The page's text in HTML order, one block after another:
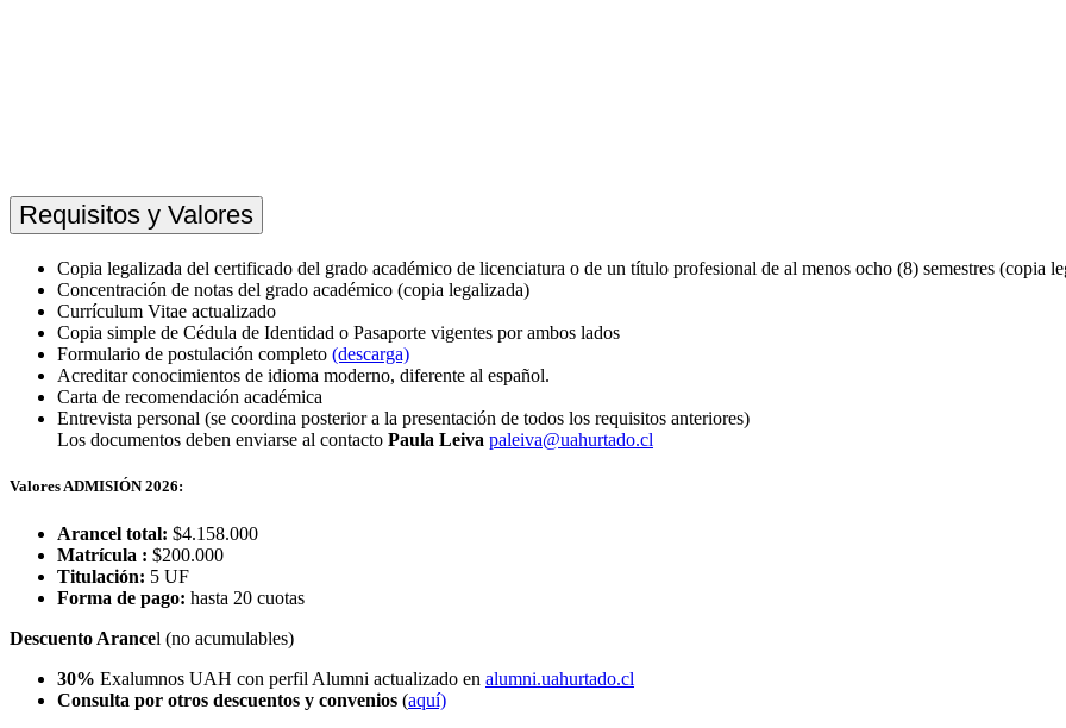
Requisitos y Valores
Copia legalizada del certificado del grado académico de licenciatura o de un título profesional de al menos ocho (8) semestres (copia
Concentración de notas del grado académico (copia legalizada)
Currículum Vitae actualizado
Copia simple de Cédula de Identidad o Pasaporte vigentes por ambos lados
Formulario de postulación completo (descarga)
Acreditar conocimientos de idioma moderno, diferente al español.
Carta de recomendación académica
Entrevista personal (se coordina posterior a la presentación de todos los requisitos anteriores)
Los documentos deben enviarse al contacto Paula Leiva paleiva@uahurtado.cl
Valores ADMISIÓN 2026:
Arancel total: $4.158.000
Matrícula : $200.000
Titulación: 5 UF
Forma de pago: hasta 20 cuotas
Descuento Arancel (no acumulables)
30% Exalumnos UAH con perfil Alumni actualizado en alumni.uahurtado.cl
Consulta por otros descuentos y convenios (aquí)